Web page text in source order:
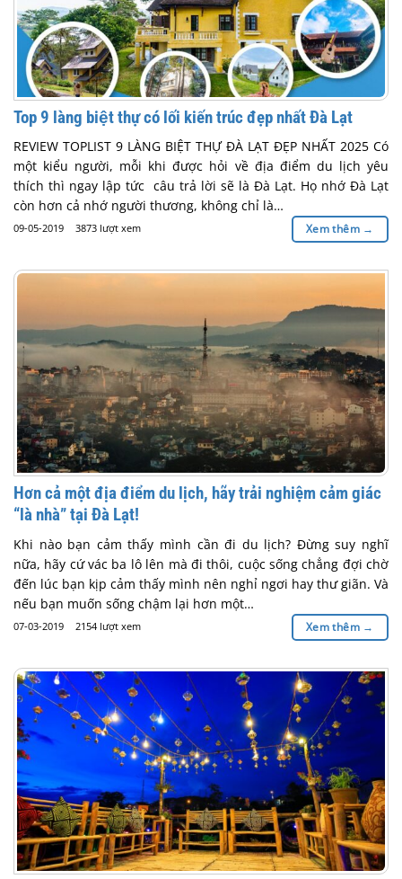
Top 9 làng biệt thự có lối kiến trúc đẹp nhất Đà Lạt
REVIEW TOPLIST 9 LÀNG BIỆT THỰ ĐÀ LẠT ĐẸP NHẤT 2025 Có
một kiểu người, mỗi khi được hỏi về địa điểm du lịch yêu
thích thì ngay lập tức câu trả lời sẽ là Đà Lạt. Họ nhớ Đà Lạt
còn hơn cả nhớ người thương, không chỉ là…
09-05-2019 3873 lượt xem Xem thêm →
Hơn cả một địa điểm du lịch, hãy trải nghiệm cảm giác
“là nhà” tại Đà Lạt!
Khi nào bạn cảm thấy mình cần đi du lịch? Đừng suy nghĩ
nữa, hãy cứ vác ba lô lên mà đi thôi, cuộc sống chẳng đợi chờ
đến lúc bạn kịp cảm thấy mình nên nghỉ ngơi hay thư giãn. Và
nếu bạn muốn sống chậm lại hơn một…
07-03-2019 2154 lượt xem Xem thêm →